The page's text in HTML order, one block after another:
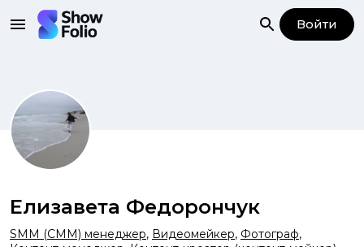
Войти
Елизавета Федорончук
SMM (СММ) менеджер, Видеомейкер, Фотограф,